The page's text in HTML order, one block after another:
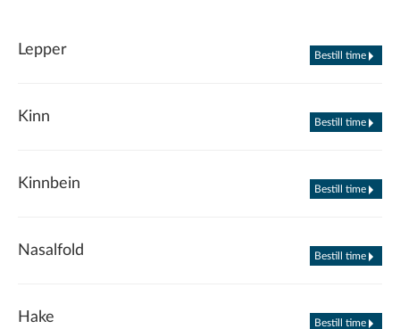
Lepper Bestill time
Kinn Bestill time
Kinnbein Bestill time
Nasalfold Bestill time
Hake Bestill time